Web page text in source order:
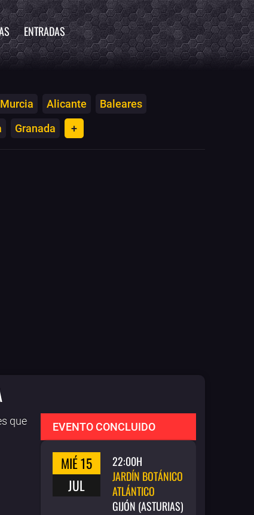
ENTRADAS
Murcia Alicante
Baleares
Granada +
EVENTO CONCLUIDO
MIÉ 15
JUL
22:00H
JARDÍN BOTÁNICO
ATLÁNTICO
GIJÓN (ASTURIAS)
que